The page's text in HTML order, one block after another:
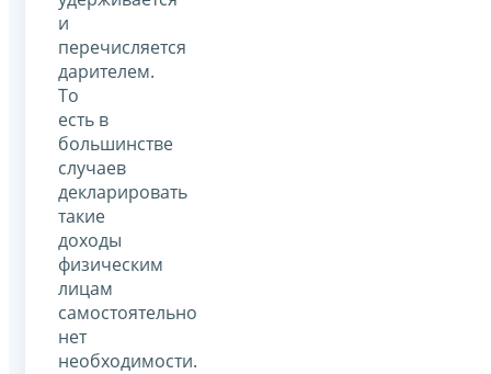
и
перечисляется
дарителем.
То
есть в
большинстве
случаев
декларировать
такие
доходы
физическим
лицам
самостоятельно
нет
необходимости.